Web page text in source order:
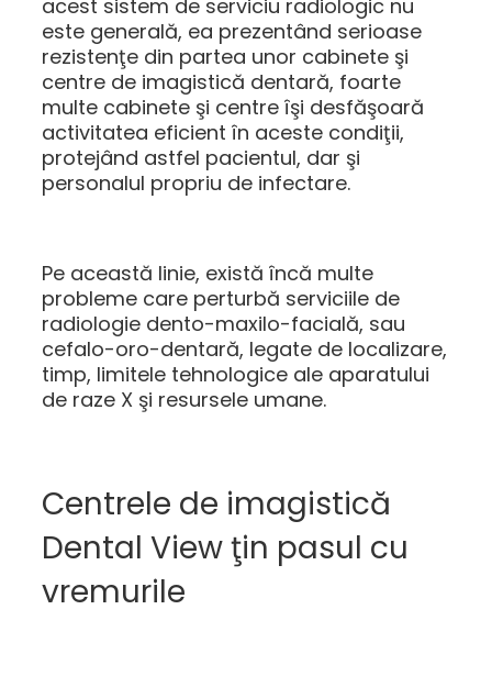
acest sistem de serviciu radiologic nu
este generală, ea prezentând serioase
rezistenţe din partea unor cabinete şi
centre de imagistică dentară, foarte
multe cabinete şi centre îşi desfăşoară
activitatea eficient în aceste condiţii,
protejând astfel pacientul, dar şi
personalul propriu de infectare.
Pe această linie, există încă multe
probleme care perturbă serviciile de
radiologie dento-maxilo-facială, sau
cefalo-oro-dentară, legate de localizare,
timp, limitele tehnologice ale aparatului
de raze X şi resursele umane.
Centrele de imagistică
Dental View ţin pasul cu
vremurile